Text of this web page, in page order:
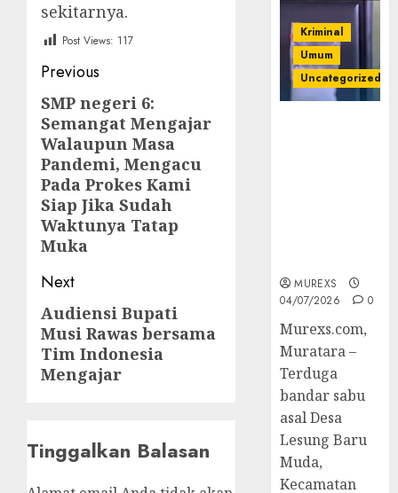
sekitarnya.
Post Views: 117
Post
navigation
Previous
Previous
post:
SMP negeri 6:
Semangat Mengajar
Walaupun Masa
Pandemi, Mengacu
Pada Prokes Kami
Siap Jika Sudah
Waktunya Tatap
Muka
Next
Next
post:
Audiensi Bupati
Musi Rawas bersama
Tim Indonesia
Mengajar
Tinggalkan Balasan
Kriminal
Umum
Uncategorized
MUREXS
04/07/2026
0
Murexs.com,
Muratara –
Terduga
bandar sabu
asal Desa
Lesung Baru
Muda,
Kecamatan